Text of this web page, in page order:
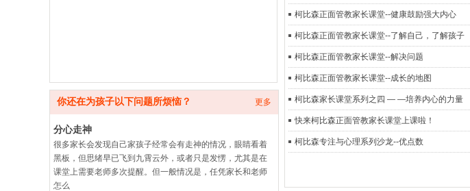
你还在为孩子以下问题所烦恼？ 更多
分心走神
很多家长会发现自己家孩子经常会有走神的情况，眼睛看着
黑板，但思绪早已飞到九霄云外，或者只是发愣，尤其是在
课堂上需要老师多次提醒。但一般情况是，任凭家长和老师
怎么
柯比森正面管教家长课堂--健康鼓励强大内心
柯比森正面管教家长课堂--了解自己，了解孩子
柯比森正面管教家长课堂--解决问题
柯比森正面管教家长课堂--成长的地图
柯比森家长课堂系列之四 — —培养内心的力量
快来柯比森正面管教家长课堂上课啦！
柯比森专注与心理系列沙龙--优点数